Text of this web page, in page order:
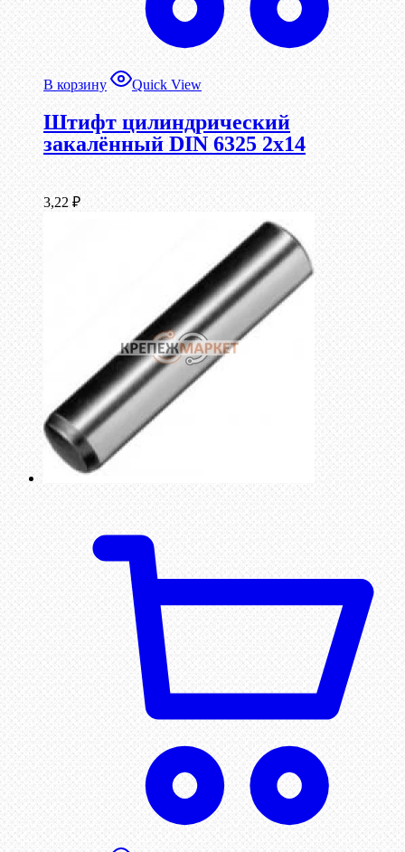
В корзину Quick View
Штифт цилиндрический
закалённый DIN 6325 2х14
3,22 ₽